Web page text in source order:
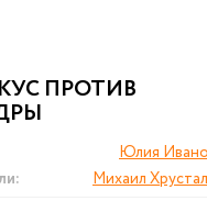
ПРОТИВ
Юлия
Михаил